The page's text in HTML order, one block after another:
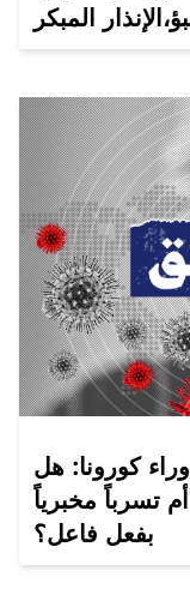
المبكر
كورونا: هل
أم تسرباً مخبرياً
بفعل فاعل؟